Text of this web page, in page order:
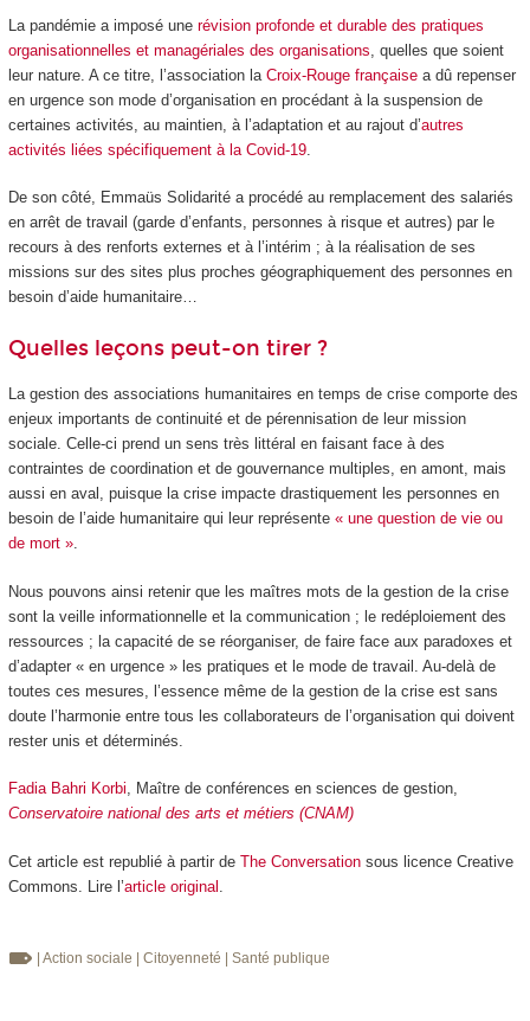
La pandémie a imposé une révision profonde et durable des pratiques
organisationnelles et managériales des organisations , quelles que soient
leur nature. A ce titre, l’association la Croix-Rouge françaisea dû repenser
en urgence son mode d’organisation en procédant à la suspension de
certaines activités, au maintien, à l’adaptation et au rajout d’autres
activités liées spécifiquement à la Covid-19.
De son côté, Emmaüs Solidarité a procédé au remplacement des salariés
en arrêt de travail (garde d’enfants, personnes à risque et autres) par le
recours à des renforts externes et à l’intérim ; à la réalisation de ses
missions sur des sites plus proches géographiquement des personnes en
besoin d’aide humanitaire…
Quelles leçons peut-on tirer ?
La gestion des associations humanitaires en temps de crise comporte des
enjeux importants de continuité et de pérennisation de leur mission
sociale. Celle-ci prend un sens très littéral en faisant face à des
contraintes de coordination et de gouvernance multiples, en amont, mais
aussi en aval, puisque la crise impacte drastiquement les personnes en
besoin de l’aide humanitaire qui leur représente « une question de vie ou
de mort ».
Nous pouvons ainsi retenir que les maîtres mots de la gestion de la crise
sont la veille informationnelle et la communication ; le redéploiement des
ressources ; la capacité de se réorganiser, de faire face aux paradoxes et
d’adapter « en urgence » les pratiques et le mode de travail. Au-delà de
toutes ces mesures, l’essence même de la gestion de la crise est sans
doute l’harmonie entre tous les collaborateurs de l’organisation qui doivent
rester unis et déterminés.
Fadia Bahri Korbi, Maître de conférences en sciences de gestion,
Conservatoire national des arts et métiers (CNAM)
Cet article est republié à partir de The Conversationsous licence Creative
Commons. Lire l’article original
| Action sociale | Citoyenneté | Santé publique